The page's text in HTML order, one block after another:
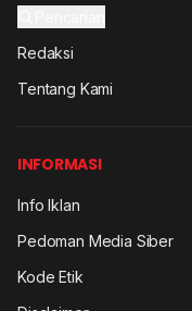
Redaksi
Tentang Kami
INFORMASI
Info Iklan
Pedoman Media Siber
Kode Etik